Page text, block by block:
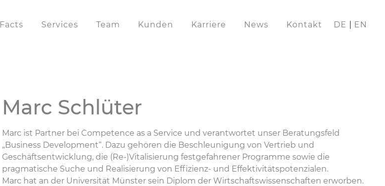
Facts Services Team Kunden Karriere News Kontakt DE EN
Marc Schlüter
Marc ist Partner bei Competence as a Service und verantwortet unser Beratungsfeld
„Business Development“. Dazu gehören die Beschleunigung von Vertrieb und
Geschäftsentwicklung, die (Re-)Vitalisierung festgefahrener Programme sowie die
pragmatische Suche und Realisierung von Effizienz- und Effektivitätspotenzialen.
Marc hat an der Universität Münster sein Diplom der Wirtschaftswissenschaften erworben.